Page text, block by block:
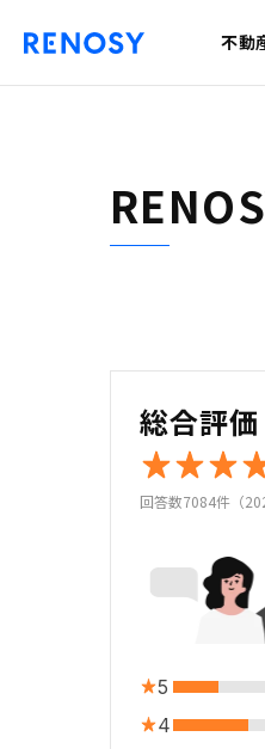
不動
総合評価
回答数7084件（
5
4